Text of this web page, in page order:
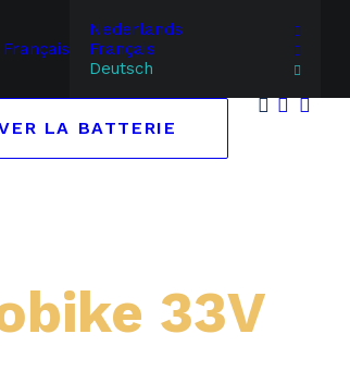
Français
Nederlands
Français
Deutsch
LA BATTERIE
33V